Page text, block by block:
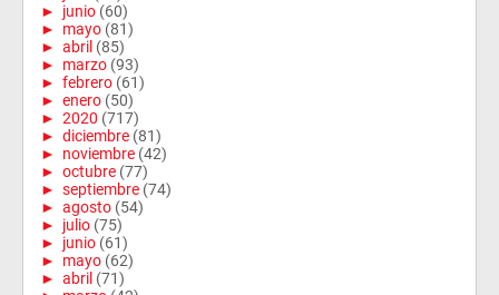
► junio (60)
► mayo (81)
► abril (85)
► marzo (93)
► febrero (61)
► enero (50)
► 2020 (717)
► diciembre (81)
► noviembre (42)
► octubre (77)
► septiembre (74)
► agosto (54)
► julio (75)
► junio (61)
► mayo (62)
► abril (71)